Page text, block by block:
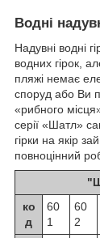
Водні
Надувні водні
водних гірок,
пляжі немає
споруд або Ви
«рибного
серії «Шатл»
гірки на якір
повноцінний
ко
д
60
1
60
2